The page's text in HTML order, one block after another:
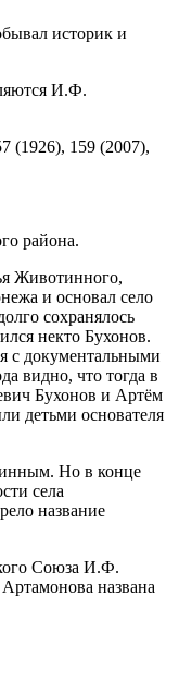
историк и
И.Ф.
(1926), 159 (2007),
района.
Животинного,
и основал село
сохранялось
некто Бухонов.
с документальными
видно, что тогда в
Бухонов и Артём
детьми основателя
Но в конце
села
название
Союза И.Ф.
названа